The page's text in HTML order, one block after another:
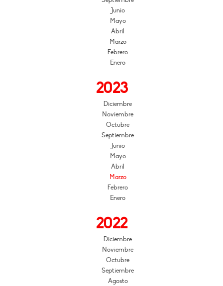
Junio
Mayo
Abril
Marzo
Febrero
Enero
2023
Diciembre
Noviembre
Octubre
Septiembre
Junio
Mayo
Abril
Marzo
Febrero
Enero
2022
Diciembre
Noviembre
Octubre
Septiembre
Agosto